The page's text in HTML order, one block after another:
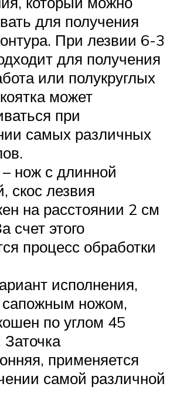
для получения
При лезвии 6-3
для получения
или полукруглых
может
при
самых различных
– нож с длинной
скос лезвия
на расстоянии 2 см
счет этого
процесс обработки
исполнения,
сапожным ножом,
по углом 45
Заточка
применяется
самой различной